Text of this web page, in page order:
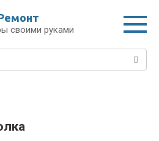
своими руками